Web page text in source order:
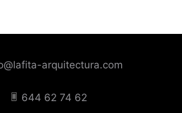
arquitectura.com
644 62 74 62